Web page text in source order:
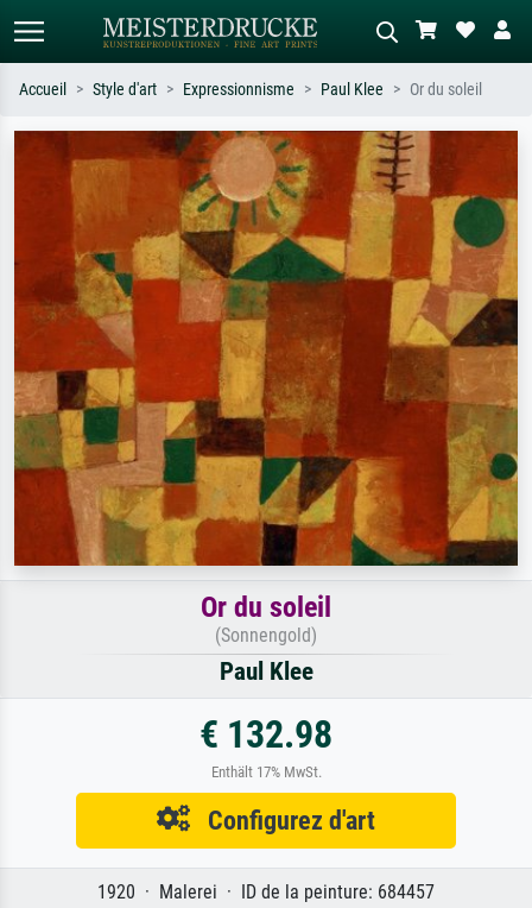
Recherche standard Recherche d'images IA
Recherchez par artiste, titre ou style –
ex. Monet, Nuit étoilée,
impressionnisme, vague de Hokusai,
nu.
Décrivez la scène – ex. prairie verte,
abstrait avec beaucoup de rouge,
tableau sombre, nu debout près d'un
arbre.
Accueil Style d'art Expressionnisme Paul Klee Or du soleil
Or du soleil
(Sonnengold)
Paul Klee
€ 132.98
Enthält 17% MwSt.
Configurez d'art
1920 · Malerei · ID de la peinture: 684457